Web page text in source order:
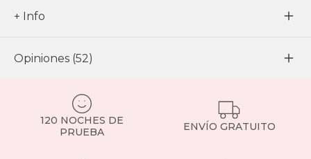
+ Info
Opiniones (52)
120 NOCHES DE
PRUEBA
ENVÍO GRATUITO